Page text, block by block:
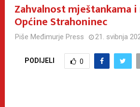
Zahvalnost mještankama
Općine Strahoninec
Piše Međimurje Press 21. svibnja
PODIJELI 0